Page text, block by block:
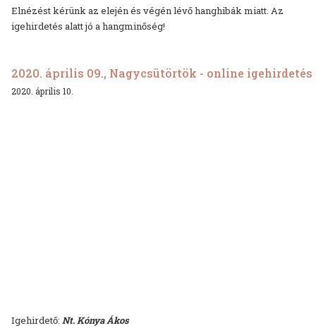
Elnézést kérünk az elején és végén lévő hanghibák miatt. Az
igehirdetés alatt jó a hangminőség!
2020. április 09., Nagycsütörtök - online igehirdetés
2020. április 10.
Igehirdető: Nt. Kónya Ákos